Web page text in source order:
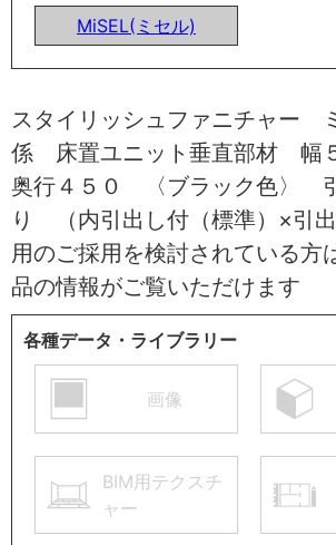
MiSEL(ミセル)
スタイリッシュファニチャー
係 床置ユニット垂直部材
奥行４５０ 〈ブラック色〉
り （内引出し付（標準）×引出
用のご採用を検討されている方
品の情報がご覧いただけます
各種データ・ライブラリー
画像
BIM用テクスチ
ャー